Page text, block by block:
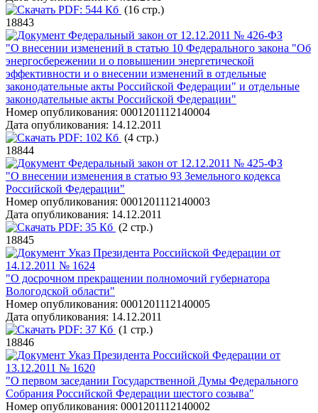
PDF: 544 Кб (16 стр.)
18843
Федеральный закон от 12.12.2011 № 426-ФЗ
"О внесении изменений в статью 10 Федерального закона "Об
энергосбережении и о повышении энергетической
эффективности и о внесении изменений в отдельные
законодательные акты Российской Федерации" и отдельные
законодательные акты Российской Федерации"
Номер опубликования: 0001201112140004
Дата опубликования: 14.12.2011
PDF: 102 Кб (4 стр.)
18844
Федеральный закон от 12.12.2011 № 425-ФЗ
"О внесении изменения в статью 93 Земельного кодекса
Российской Федерации"
Номер опубликования: 0001201112140003
Дата опубликования: 14.12.2011
PDF: 35 Кб (2 стр.)
18845
Указ Президента Российской Федерации от
14.12.2011 № 1624
"О досрочном прекращении полномочий губернатора
Вологодской области"
Номер опубликования: 0001201112140005
Дата опубликования: 14.12.2011
PDF: 37 Кб (1 стр.)
18846
Указ Президента Российской Федерации от
13.12.2011 № 1620
"О первом заседании Государственной Думы Федерального
Собрания Российской Федерации шестого созыва"
Номер опубликования: 0001201112140002